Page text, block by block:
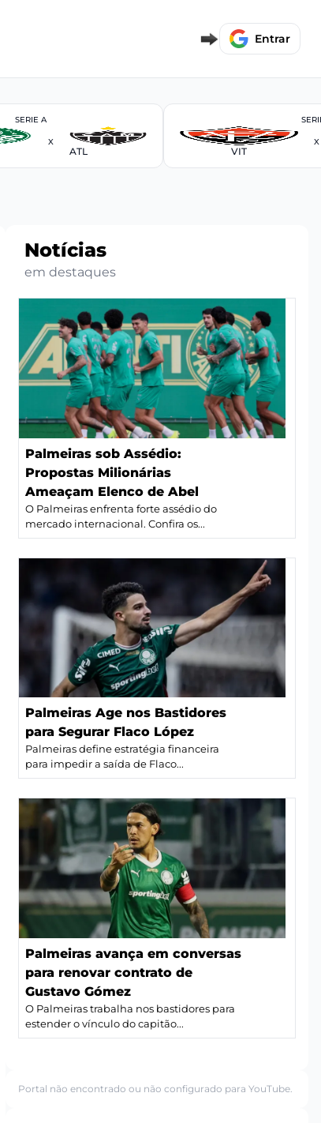
Entrar
SERIE A
X
ATL VIT
X
Notícias
em destaques
Palmeiras sob Assédio:
Propostas Milionárias
Ameaçam Elenco de Abel
O Palmeiras enfrenta forte assédio do
mercado internacional. Confira os...
Palmeiras Age nos Bastidores
para Segurar Flaco López
Palmeiras define estratégia financeira
para impedir a saída de Flaco...
Palmeiras avança em conversas
para renovar contrato de
Gustavo Gómez
O Palmeiras trabalha nos bastidores para
estender o vínculo do capitão...
Portal não encontrado ou não configurado para YouTube.